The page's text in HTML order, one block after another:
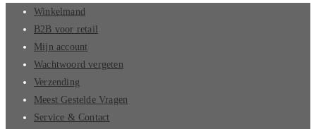
Winkelmand
B2B voor retail
Mijn account
Wachtwoord vergeten
Verzending
Meest Gestelde Vragen
Service & Contact